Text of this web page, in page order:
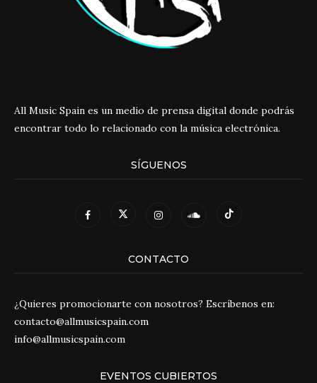
All Music Spain es un medio de prensa digital donde podrás
encontrar todo lo relacionado con la música electrónica.
SÍGUENOS
CONTACTO
¿Quieres promocionarte con nosotros? Escríbenos en:
contacto@allmusicspain.com
info@allmusicspain.com
EVENTOS CUBIERTOS